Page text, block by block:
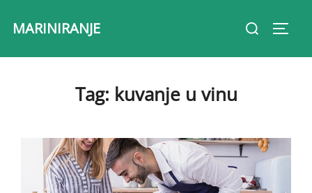
MARINIRANJE
Search
Tag: kuvanje u vinu